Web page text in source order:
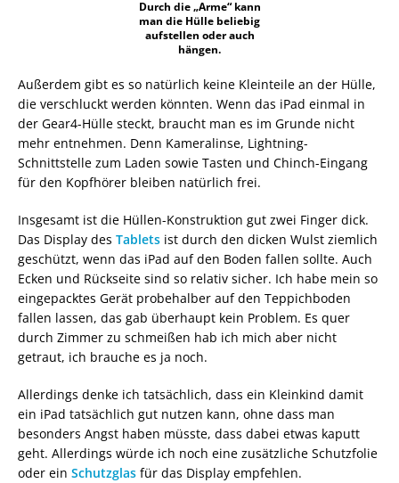
Durch die „Arme“ kann
man die Hülle beliebig
aufstellen oder auch
hängen.
Außerdem gibt es so natürlich keine Kleinteile an der Hülle,
die verschluckt werden könnten. Wenn das iPad einmal in
der Gear4-Hülle steckt, braucht man es im Grunde nicht
mehr entnehmen. Denn Kameralinse, Lightning-
Schnittstelle zum Laden sowie Tasten und Chinch-Eingang
für den Kopfhörer bleiben natürlich frei.
Insgesamt ist die Hüllen-Konstruktion gut zwei Finger dick.
Das Display des Tablets ist durch den dicken Wulst ziemlich
geschützt, wenn das iPad auf den Boden fallen sollte. Auch
Ecken und Rückseite sind so relativ sicher. Ich habe mein so
eingepacktes Gerät probehalber auf den Teppichboden
fallen lassen, das gab überhaupt kein Problem. Es quer
durch Zimmer zu schmeißen hab ich mich aber nicht
getraut, ich brauche es ja noch.
Allerdings denke ich tatsächlich, dass ein Kleinkind damit
ein iPad tatsächlich gut nutzen kann, ohne dass man
besonders Angst haben müsste, dass dabei etwas kaputt
geht. Allerdings würde ich noch eine zusätzliche Schutzfolie
oder ein Schutzglas für das Display empfehlen.